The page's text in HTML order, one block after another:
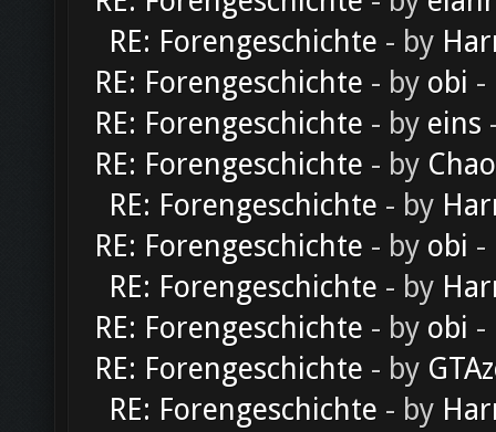
RE: Forengeschichte - by
RE: Forengeschichte - by obi -
RE: Forengeschichte - by eins
RE: Forengeschichte - by
RE: Forengeschichte - by
RE: Forengeschichte - by obi -
RE: Forengeschichte - by
RE: Forengeschichte - by obi -
RE: Forengeschichte - by
RE: Forengeschichte - by